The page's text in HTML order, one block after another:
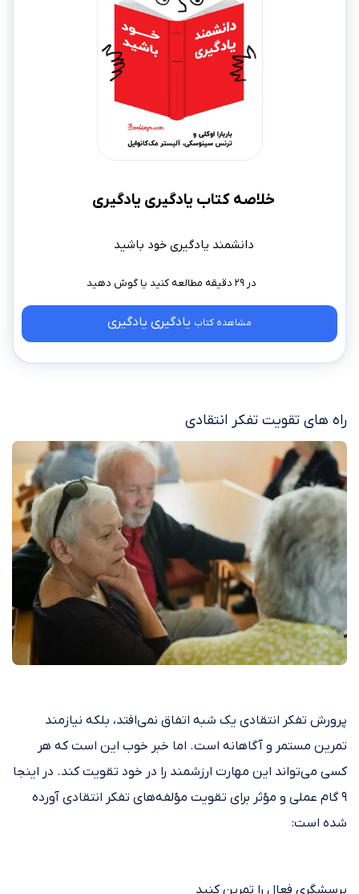
خلاصه کتاب یادگیری یادگیری
دانشمند یادگیری خود باشید
در ۲۹ دقیقه مطالعه کنید
مشاهده کتاب یادگیری یادگیری
راه های تقویت تفکر انتقادی
پرورش تفکر انتقادی یک شبه اتفاق نمی‌افتد، بلکه نیازمند
تمرین مستمر و آگاهانه است. اما خبر خوب این است که هر
کسی می‌تواند این مهارت ارزشمند را در خود تقویت کند. در اینجا
۹ گام عملی و مؤثر برای تقویت مؤلفه‌های تفکر انتقادی آورده
شده است:
پرسشگری فعال را تمرین کنید